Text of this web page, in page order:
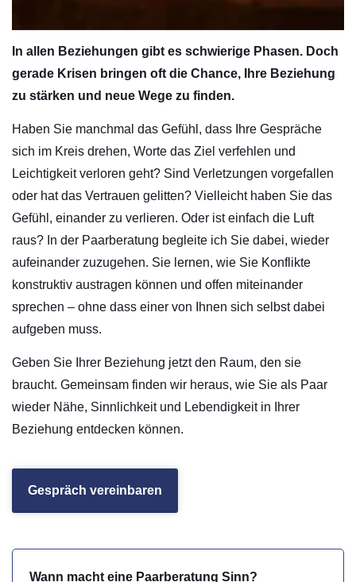
In allen Beziehungen gibt es schwierige Phasen. Doch
gerade Krisen bringen oft die Chance, Ihre Beziehung
zu stärken und neue Wege zu finden.
Haben Sie manchmal das Gefühl, dass Ihre Gespräche
sich im Kreis drehen, Worte das Ziel verfehlen und
Leichtigkeit verloren geht? Sind Verletzungen vorgefallen
oder hat das Vertrauen gelitten? Vielleicht haben Sie das
Gefühl, einander zu verlieren. Oder ist einfach die Luft
raus? In der Paarberatung begleite ich Sie dabei, wieder
aufeinander zuzugehen. Sie lernen, wie Sie Konflikte
konstruktiv austragen können und offen miteinander
sprechen – ohne dass einer von Ihnen sich selbst dabei
aufgeben muss.
Geben Sie Ihrer Beziehung jetzt den Raum, den sie
braucht. Gemeinsam finden wir heraus, wie Sie als Paar
wieder Nähe, Sinnlichkeit und Lebendigkeit in Ihrer
Beziehung entdecken können.
Gespräch vereinbaren
Wann macht eine Paarberatung Sinn?